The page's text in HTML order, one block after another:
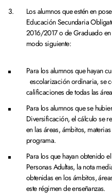
Los alumnos que estén en
Educación Secundaria
2016/2017 o de Graduado
modo siguiente:
Para los alumnos que hayan
escolarización ordinaria, se
calificaciones de todas las
Para los alumnos que se
Diversificación, el cálculo se
en las áreas, ámbitos,
programa.
Para los que hayan obtenido
Personas Adultas, la nota
obtenidas en los ámbitos,
este régimen de enseñanzas.